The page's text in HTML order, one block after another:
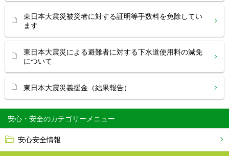
安心・安全
安心安全情報
東日本大震災被災者に対する証明等手数料を免除してい
ます
東日本大震災による避難者に対する下水道使用料の減免
について
東日本大震災義援金（結果報告）